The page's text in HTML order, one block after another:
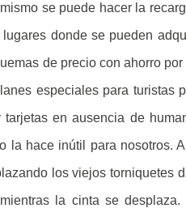
se puede hacer la
lugares donde se pueden
de precio con ahorro
especiales para turistas
tarjetas en ausencia de
la hace inútil para nosotros.
los viejos torniquetes
la cinta se